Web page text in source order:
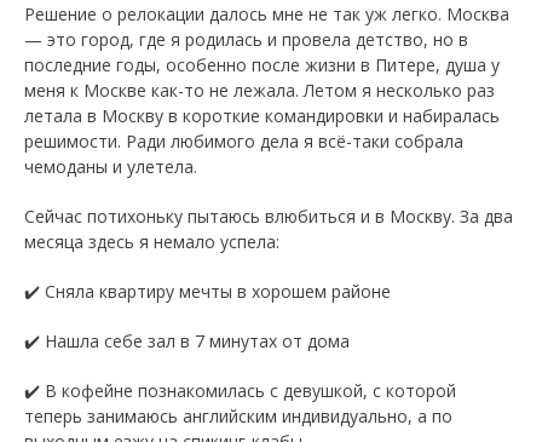
Решение о релокации далось мне не так уж легко. Москва
— это город, где я родилась и провела детство, но в
последние годы, особенно после жизни в Питере, душа у
меня к Москве как-то не лежала. Летом я несколько раз
летала в Москву в короткие командировки и набиралась
решимости. Ради любимого дела я всё-таки собрала
чемоданы и улетела.
Сейчас потихоньку пытаюсь влюбиться и в Москву. За два
месяца здесь я немало успела:
✔️ Сняла квартиру мечты в хорошем районе
✔️ Нашла себе зал в 7 минутах от дома
✔️ В кофейне познакомилась с девушкой, с которой
теперь занимаюсь английским индивидуально, а по